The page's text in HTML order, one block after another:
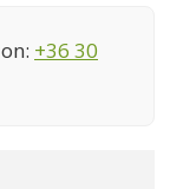
+36 30